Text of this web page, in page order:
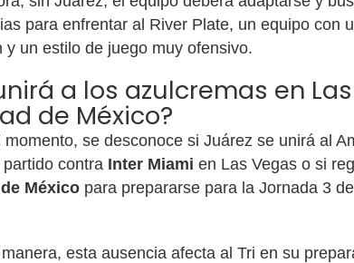
para enfrentar al River Plate, un equipo con
y un estilo de juego muy ofensivo.
a los azulcremas en
de México?
momento, se desconoce si Juárez se unirá al
contra Inter Miami en Las Vegas o si
México para prepararse para la Jornada 3
esta ausencia afecta al Tri en su